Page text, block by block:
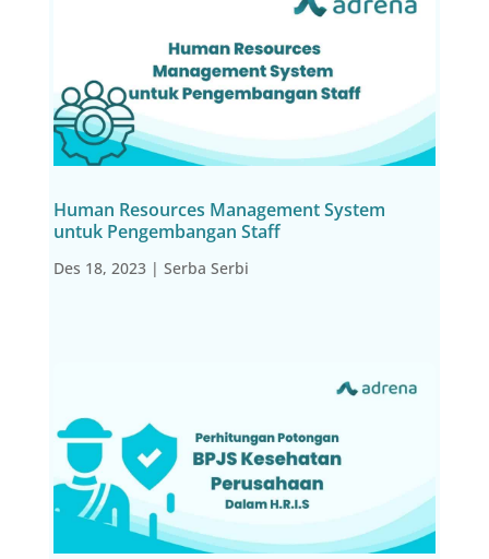
Human Resources Management System
untuk Pengembangan Staff
Des 18, 2023 |Serba Serbi